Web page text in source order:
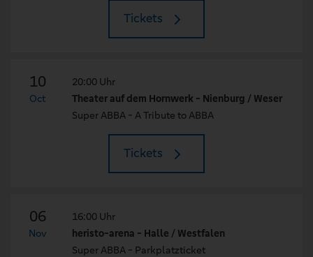
Tickets
10
Oct
20:00 Uhr
Theater auf dem Hornwerk - Nienburg / Weser
Super ABBA - A Tribute to ABBA
Tickets
06
Nov
16:00 Uhr
heristo-arena - Halle / Westfalen
Super ABBA - Parkplatzticket